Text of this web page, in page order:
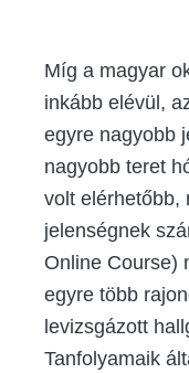
Míg a magyar
inkább elévül,
egyre nagyobb
nagyobb teret
volt elérhetőbb,
jelenségnek
Online Course)
egyre több
levizsgázott
Tanfolyamaik